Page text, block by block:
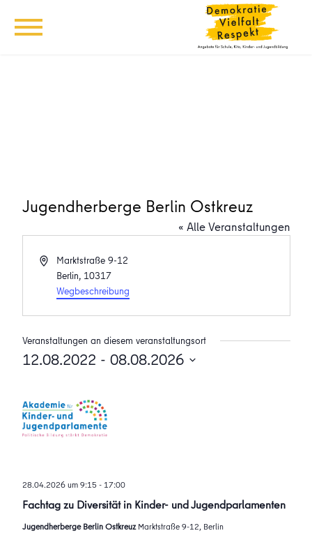
Jugendherberge Berlin Ostkreuz
« Alle Veranstaltungen
AdresseMarktstraße 9-12
Berlin, 10317
Wegbeschreibung
Veranstaltungen an diesem veranstaltungsort
12.08.2022 - 08.08.2026
Fachtag zu Diversität in Kinder- und Jugendparlamenten
28.04.2026 um 9:15- 17:00
Jugendherberge Berlin OstkreuzMarktstraße 9-12, Berlin